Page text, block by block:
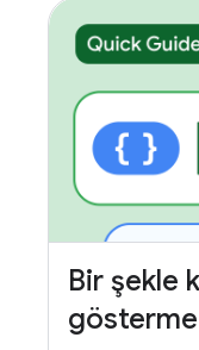
Bir şekle
gösterme